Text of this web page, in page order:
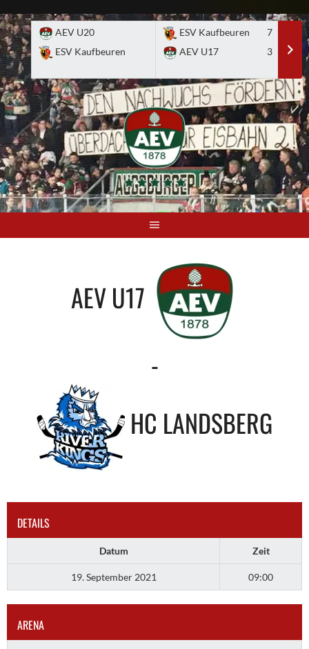
to
content
AEV U20
ESV Kaufbeuren
ESV Kaufbeuren
7
AEV U17
3
AEV U17
-
HC LANDSBERG
DETAILS
Datum Zeit
19. September 2021 09:00
ARENA